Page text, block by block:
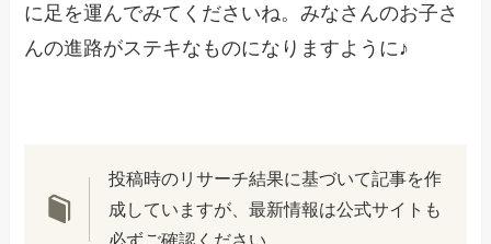
に足を運んでみてくださいね。みなさんのお子さ
んの進路がステキなものになりますように♪
投稿時のリサーチ結果に基づいて記事を作
成していますが、最新情報は公式サイトも